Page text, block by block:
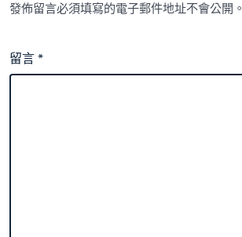
發佈留言必須填寫的電子郵件地址不會公開。
留言*